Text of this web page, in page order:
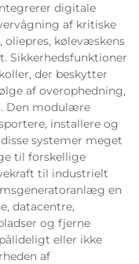
digitale
af kritiske
kølevæskens
Sikkerhedsfunktioner
der beskytter
af overophedning,
Den modulære
installere og
systemer meget
til forskellige
til industrielt
en
datacentre,
og fjerne
eller ikke
af